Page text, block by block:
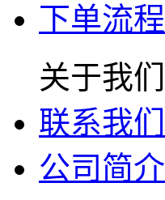
下单流程
关于我们
联系我们
公司简介